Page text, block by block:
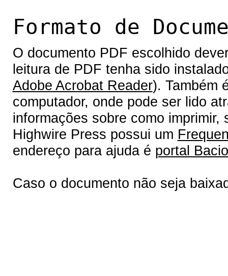
Formato de
O documento PDF escolhido
leitura de PDF tenha sido
Adobe Acrobat Reader). Também
computador, onde pode ser lido
informações sobre como
Highwire Press possui um
endereço para ajuda é portal
Caso o documento não seja